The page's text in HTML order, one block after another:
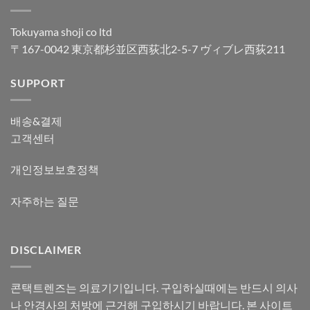
Tokuyama shoji co ltd
〒167-0042 東京都杉並区西荻北2-5-7 ヴィブレ西荻211
SUPPORT
배송&결제
고객센터
개인정보보호정책
자주하는 질문
DISCLAIMER
콘택트렌즈는 의료기기입니다. 구입하실때에는 반드시 의사
나 안경사의 처방에 근거해 구입하시기 바랍니다. 본 사이트